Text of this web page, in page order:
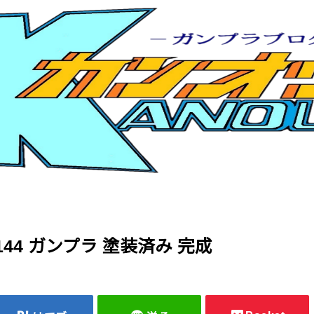
ガンプラ 塗装済み 完成